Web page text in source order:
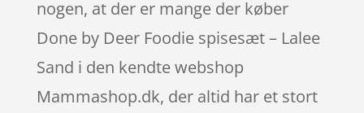
nogen, at der er mange der køber
Done by Deer Foodie spisesæt – Lalee
Sand i den kendte webshop
Mammashop.dk, der altid har et stort